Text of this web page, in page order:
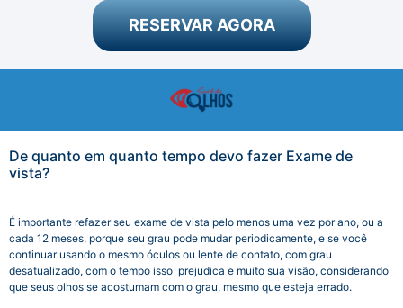
RESERVAR AGORA
De quanto em quanto tempo devo fazer Exame de
vista?
É importante refazer seu exame de vista pelo menos uma vez por ano, ou a
cada 12 meses, porque seu grau pode mudar periodicamente, e se você
continuar usando o mesmo óculos ou lente de contato, com grau
desatualizado, com o tempo isso prejudica e muito sua visão, considerando
que seus olhos se acostumam com o grau, mesmo que esteja errado.